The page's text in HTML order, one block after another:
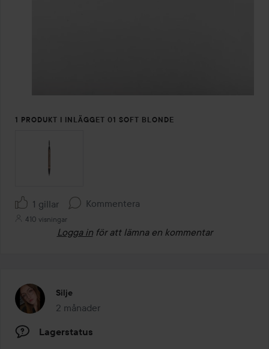
1 PRODUKT I INLÄGGET 01 SOFT BLONDE
1 gillar Kommentera
410 visningar
Logga in för att lämna en kommentar
Silje
2 månader
Inlägget skapades 2 månader
Lagerstatus